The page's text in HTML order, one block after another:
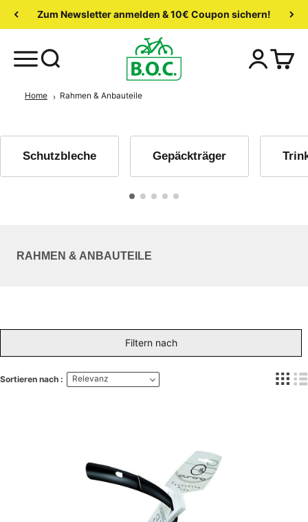
Zum Newsletter anmelden & 10€ Coupon sichern!
Home Rahmen & Anbauteile
Schutzbleche Gepäckträger
RAHMEN & ANBAUTEILE
Filtern nach
Sortieren nach : Relevanz